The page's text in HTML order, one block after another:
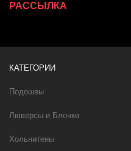
РАССЫЛКА
КАТЕГОРИИ
Подошвы
Люверсы и Блочки
Хольнитены